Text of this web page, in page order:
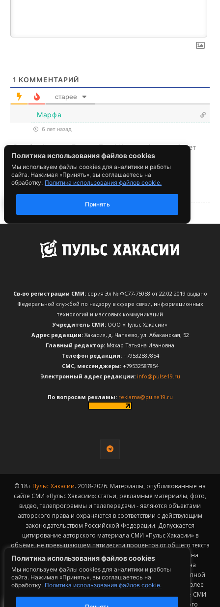
Политика использования файлов cookies
Мы используем файлы cookies для аналитики и работы
сайта. Нажимая «Принять», вы соглашаетесь на
обработку. Политика использования файлов cookie.
Св-во регистрации СМИ:серия Эл № ФС77-75058 от 22.02.2019 выдано
Федеральной службой по надзору в сфере связи, информационных
технологий и массовых коммуникаций
Учредитель СМИ: ООО «Пульс Хакасии»
Адрес редакции:Хакасия, д. Чапаево, ул. Абаканская, 52
Главный редактор: Мяхар Татьяна Ивановна
Телефон редакции:+79532587854
CМС, мессенджеры:+79532587854
Электронный адрес редакции: info@pulse19.ru
По вопросам рекламы: reklama@pulse19.ru
© 18+ Пульс Хакасии. 2018-2026. Материалы, опубликованные на
сайте СМИ «Пульс Хакасии»: статьи, рекламные материалы, фото,
видео, телепрограммы и телепередачи - являются объектами
авторского права и охраняются в соответствии с действующим
законодательством Российской Федерации. Допускается
цитирование авторского материала СМИ «Пульс Хакасии» в
объёме, не превышающем пятидесяти процентов от общего текста
публикации с обязательным размещением гиперссылки на
страницу заимствования материала. Гиперссылка должна
размещаться в тексте цитируемого материала и быть доступной
для индексации поисковыми системами. Заимствование более
50% общего объема материала, опубликованного на сайте СМИ
«Пульс Хакасии», возможно исключительно с письменного